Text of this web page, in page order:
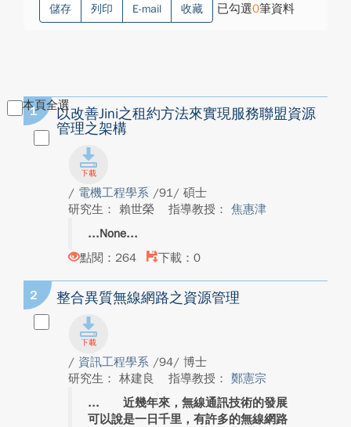
儲存 列印 E-mail 收藏 已勾選0筆資料
本頁全選
1
以改善Jini之租約方法來實現服務聯盟資源
管理之架構
/ 電機工程學系 /91/ 碩士
研究生： 賴世榮
指導教授： 焦惠津
None
點閱：264
下載：0
2 整合異質無線網路之資源管理
/ 資訊工程學系 /94/ 博士
研究生： 林建良
指導教授： 鄭憲宗
近幾年來，無線通訊技術的發展
可以說是一日千里，有許多的無線網路